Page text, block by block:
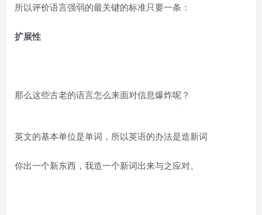
所以评价语言强弱的最关键的标准只要一条：
扩展性
那么这些古老的语言怎么来面对信息爆炸呢？
英文的基本单位是单词，所以英语的办法是造新词
你出一个新东西，我造一个新词出来与之应对。